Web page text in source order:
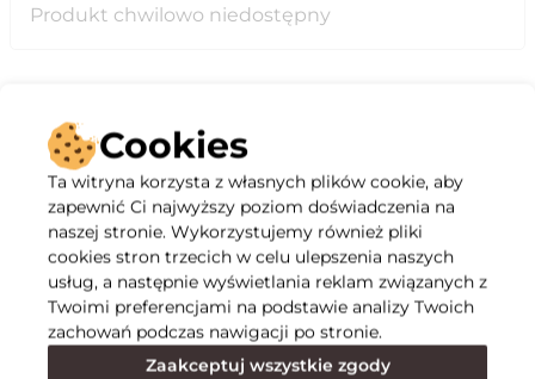
Produkt chwilowo niedostępny
Opis
Specyfikacja
Polecane
Cookies
Ta witryna korzysta z własnych plików cookie, aby
zapewnić Ci najwyższy poziom doświadczenia na
naszej stronie. Wykorzystujemy również pliki
cookies stron trzecich w celu ulepszenia naszych
usług, a następnie wyświetlania reklam związanych z
Twoimi preferencjami na podstawie analizy Twoich
zachowań podczas nawigacji po stronie.
Zaakceptuj wszystkie zgody